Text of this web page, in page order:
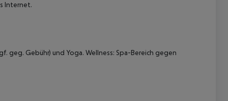
Internet.
Gebühr) und Yoga. Wellness: Spa-Bereich gegen